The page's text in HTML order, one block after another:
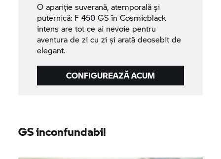
O apariție suverană, atemporală și
puternică: F 450 GS în Cosmicblack
intens are tot ce ai nevoie pentru
aventura de zi cu zi și arată deosebit de
elegant.
CONFIGUREAZĂ ACUM
GS inconfundabil